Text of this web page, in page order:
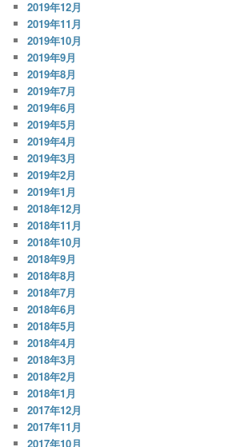
2019年12月
2019年11月
2019年10月
2019年9月
2019年8月
2019年7月
2019年6月
2019年5月
2019年4月
2019年3月
2019年2月
2019年1月
2018年12月
2018年11月
2018年10月
2018年9月
2018年8月
2018年7月
2018年6月
2018年5月
2018年4月
2018年3月
2018年2月
2018年1月
2017年12月
2017年11月
2017年10月